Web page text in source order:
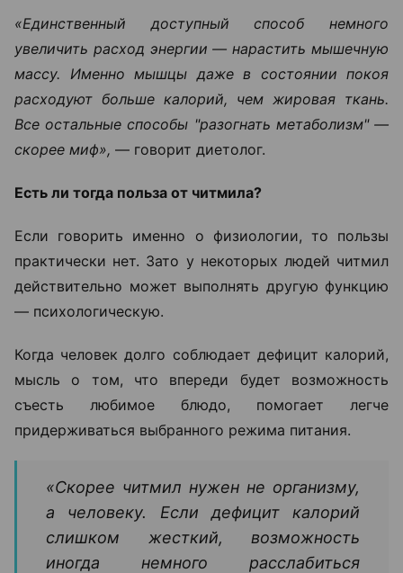
«Единственный доступный способ немного
увеличить расход энергии — нарастить мышечную
массу. Именно мышцы даже в состоянии покоя
расходуют больше калорий, чем жировая ткань.
Все остальные способы "разогнать метаболизм" —
скорее миф», — говорит диетолог.
Есть ли тогда польза от читмила?
Если говорить именно о физиологии, то пользы
практически нет. Зато у некоторых людей читмил
действительно может выполнять другую функцию
— психологическую.
Когда человек долго соблюдает дефицит калорий,
мысль о том, что впереди будет возможность
съесть любимое блюдо, помогает легче
придерживаться выбранного режима питания.
«Скорее читмил нужен не организму,
а человеку. Если дефицит калорий
слишком жесткий, возможность
иногда немного расслабиться